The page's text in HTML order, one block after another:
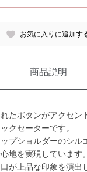
お気に入りに追加す
商品説明
たボタンがアクセン
クセーターです。
プショルダーのシル
地を実現しています。
が上品な印象を演出